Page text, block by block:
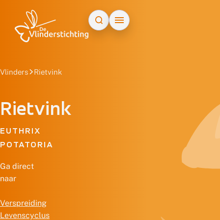
Vlinders Rietvink
Rietvink
EUTHRIX
POTATORIA
Ga direct
naar
Verspreiding
Levenscyclus